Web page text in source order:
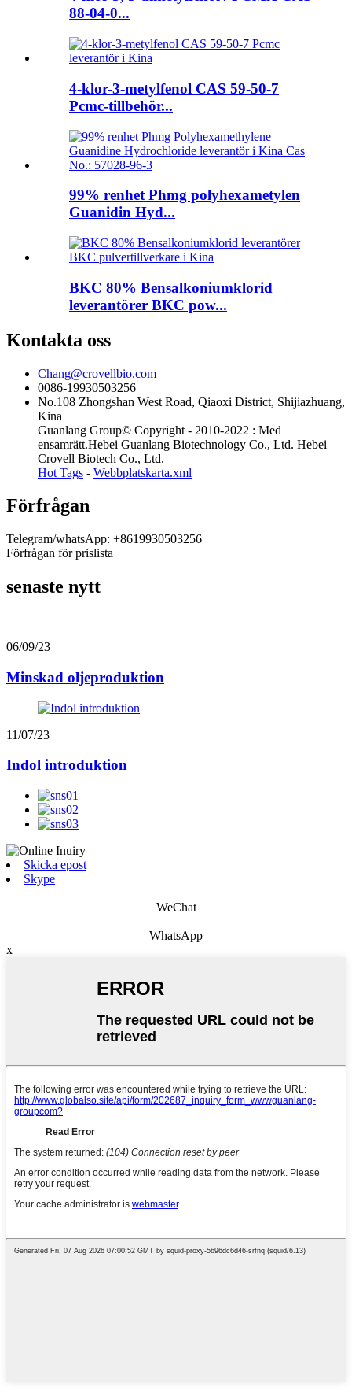
88-04-0...
4-klor-3-metylfenol CAS 59-50-7
Pcmc-tillbehör...
99% renhet Phmg polyhexametylen
Guanidin Hyd...
BKC 80% Bensalkoniumklorid
leverantörer BKC pow...
Kontakta oss
Chang@crovellbio.com
0086-19930503256
No.108 Zhongshan West Road, Qiaoxi District, Shijiazhuang,
Kina
Guanlang Group© Copyright - 2010-2022 : Med
ensamrätt.Hebei Guanlang Biotechnology Co., Ltd. Hebei
Crovell Biotech Co., Ltd.
Hot Tags - Webbplatskarta.xml
Förfrågan
Telegram/whatsApp: +8619930503256
Förfrågan för prislista
senaste nytt
06/09/23
Minskad oljeproduktion
11/07/23
Indol introduktion
Skicka epost
Skype
WeChat
WhatsApp
x